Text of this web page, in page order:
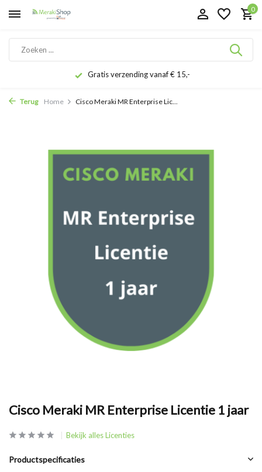
0
Gratis verzending vanaf € 15,-
Terug Home Cisco Meraki MR Enterprise Lic...
Cisco Meraki MR Enterprise Licentie 1 jaar
Bekijk alles Licenties
Productspecificaties